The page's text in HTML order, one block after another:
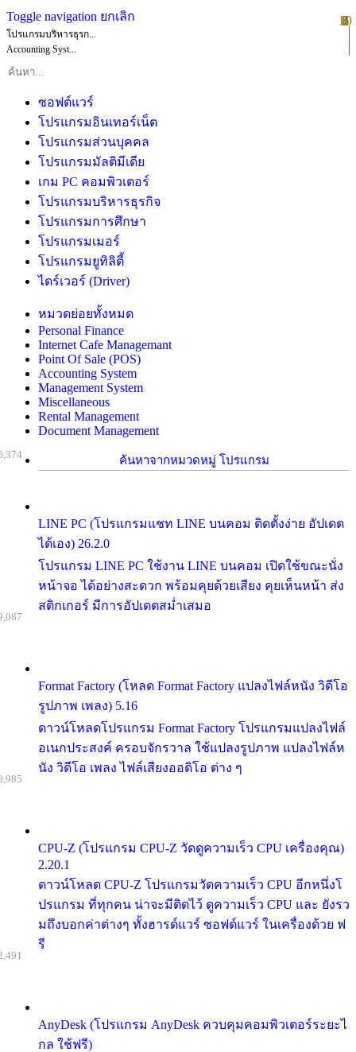
Toggle navigation ยกเลิก
โปรแกรมบริหารธุรก...
Accounting Syst...
ซอฟต์แวร์
โปรแกรมอินเทอร์เน็ต
โปรแกรมส่วนบุคคล
โปรแกรมมัลติมีเดีย
เกม PC คอมพิวเตอร์
โปรแกรมบริหารธุรกิจ
โปรแกรมการศึกษา
โปรแกรมเมอร์
โปรแกรมยูทิลิตี้
ไดร์เวอร์ (Driver)
หมวดย่อยทั้งหมด
Personal Finance
Internet Cafe Managemant
Point Of Sale (POS)
Accounting System
Management System
Miscellaneous
Rental Management
Document Management
ค้นหาจากหมวดหมู่ โปรแกรม
LINE PC (โปรแกรมแชท LINE บนคอม ติดตั้งง่าย อัปเดต
ได้เอง) 26.2.0
โปรแกรม LINE PC ใช้งาน LINE บนคอม เปิดใช้ขณะนั่ง
หน้าจอ ได้อย่างสะดวก พร้อมคุยด้วยเสียง คุยเห็นหน้า ส่ง
สติกเกอร์ มีการอัปเดตสม่ำเสมอ
Format Factory (โหลด Format Factory แปลงไฟล์หนัง วิดีโอ
รูปภาพ เพลง) 5.16
ดาวน์โหลดโปรแกรม Format Factory โปรแกรมแปลงไฟล์
อเนกประสงค์ ครอบจักรวาล ใช้แปลงรูปภาพ แปลงไฟล์ห
นัง วิดีโอ เพลง ไฟล์เสียงออดิโอ ต่าง ๆ
CPU-Z (โปรแกรม CPU-Z วัดดูความเร็ว CPU เครื่องคุณ)
2.20.1
ดาวน์โหลด CPU-Z โปรแกรมวัดความเร็ว CPU อีกหนึ่งโ
ปรแกรม ที่ทุกคน น่าจะมีติดไว้ ดูความเร็ว CPU และ ยังรว
มถึงบอกค่าต่างๆ ทั้งฮารด์แวร์ ซอฟต์แวร์ ในเครื่องด้วย ฟ
รี
AnyDesk (โปรแกรม AnyDesk ควบคุมคอมพิวเตอร์ระยะไ
กล ใช้ฟรี)
1
2
3
4
5
6
7
8
9
10